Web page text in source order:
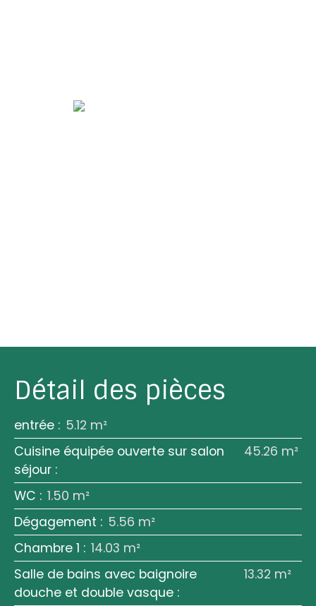
Détail des pièces
entrée : 5.12 m²
Cuisine équipée ouverte sur salon
séjour :
45.26 m²
WC : 1.50 m²
Dégagement : 5.56 m²
Chambre 1 : 14.03 m²
Salle de bains avec baignoire
douche et double vasque :
13.32 m²